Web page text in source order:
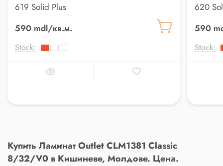
619 Solid Plus
590 mdl/кв.м.
Stock:
620
590
Stock:
Купить Ламинат Outlet CLM1381 Classic
8/32/V0 в Кишиневе, Молдове. Цена.